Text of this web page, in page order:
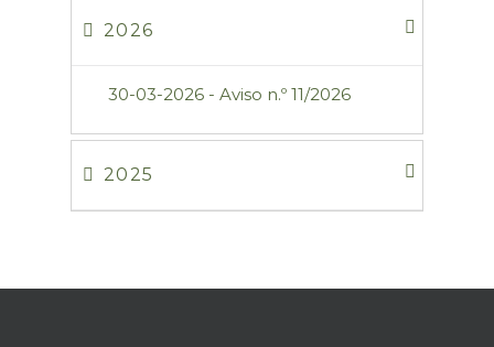
2026
30-03-2026 - Aviso n.º 11/2026
2025